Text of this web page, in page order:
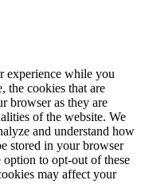
experience while you
the cookies that are
browser as they are
of the website. We
and understand how
stored in your browser
to opt-out of these
may affect your